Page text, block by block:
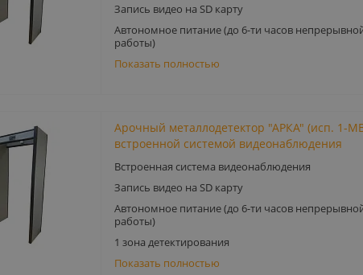
Запись видео на SD карту
Автономное питание (до 6-ти часов
работы)
Показать полностью
Арочный металлодетектор "АРКА" (исп. 1-
встроенной системой видеонаблюдения
Встроенная система видеонаблюдения
Запись видео на SD карту
Автономное питание (до 6-ти часов
работы)
1 зона детектирования
Показать полностью